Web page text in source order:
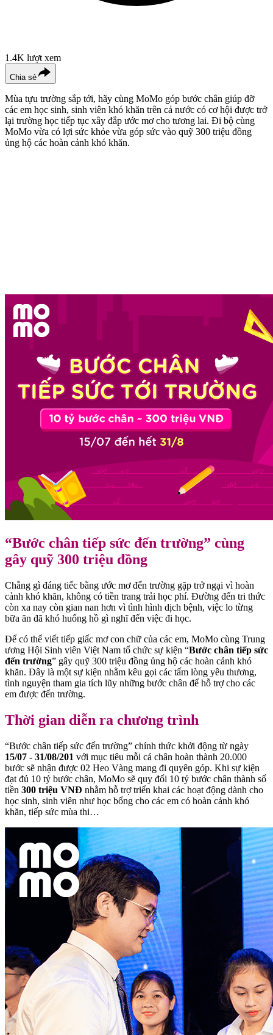
1.4K lượt xem
Chia sẻ
Mùa tựu trường sắp tới, hãy cùng MoMo góp bước chân giúp đỡ
các em học sinh, sinh viên khó khăn trên cả nước có cơ hội được trở
lại trường học tiếp tục xây đắp ước mơ cho tương lai. Đi bộ cùng
MoMo vừa có lợi sức khỏe vừa góp sức vào quỹ 300 triệu đồng
ủng hộ các hoàn cảnh khó khăn.
“Bước chân tiếp sức đến trường” cùng
gây quỹ 300 triệu đồng
Chẳng gì đáng tiếc bằng ước mơ đến trường gặp trở ngại vì hoàn
cảnh khó khăn, không có tiền trang trải học phí. Đường đến tri thức
còn xa nay còn gian nan hơn vì tình hình dịch bệnh, việc lo từng
bữa ăn đã khó huống hồ gì nghĩ đến việc đi học.
Để có thể viết tiếp giấc mơ con chữ của các em, MoMo cùng Trung
ương Hội Sinh viên Việt Nam tổ chức sự kiện “Bước chân tiếp sức
đến trường” gây quỹ 300 triệu đồng ủng hộ các hoàn cảnh khó
khăn. Đây là một sự kiện nhằm kêu gọi các tấm lòng yêu thương,
tình nguyện tham gia tích lũy những bước chân để hỗ trợ cho các
em được đến trường.
Thời gian diễn ra chương trình
“Bước chân tiếp sức đến trường” chính thức khởi động từ ngày
15/07 - 31/08/201 với mục tiêu mỗi cá chân hoàn thành 20.000
bước sẽ nhận được 02 Heo Vàng mang đi quyên góp. Khi sự kiện
đạt đủ 10 tỷ bước chân, MoMo sẽ quy đổi 10 tỷ bước chân thành số
tiền 300 triệu VNĐ nhằm hỗ trợ triển khai các hoạt động dành cho
học sinh, sinh viên như học bổng cho các em có hoàn cảnh khó
khăn, tiếp sức mùa thi…